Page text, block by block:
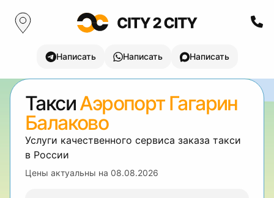
Написать Написать Написать
ТаксиАэропорт Гагарин
Балаково
Услуги качественного сервиса заказа такси
в России
Цены актуальны на 08.08.2026